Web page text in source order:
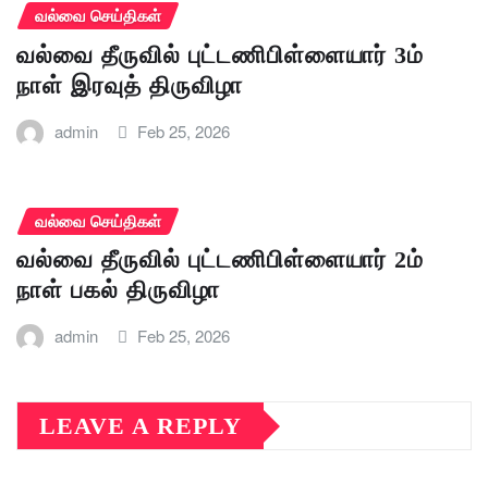
வல்வை செய்திகள்
வல்வை தீருவில் புட்டணிபிள்ளையார் 3ம்
நாள் இரவுத் திருவிழா
admin Feb 25, 2026
வல்வை செய்திகள்
வல்வை தீருவில் புட்டணிபிள்ளையார் 2ம்
நாள் பகல் திருவிழா
admin Feb 25, 2026
LEAVE A REPLY